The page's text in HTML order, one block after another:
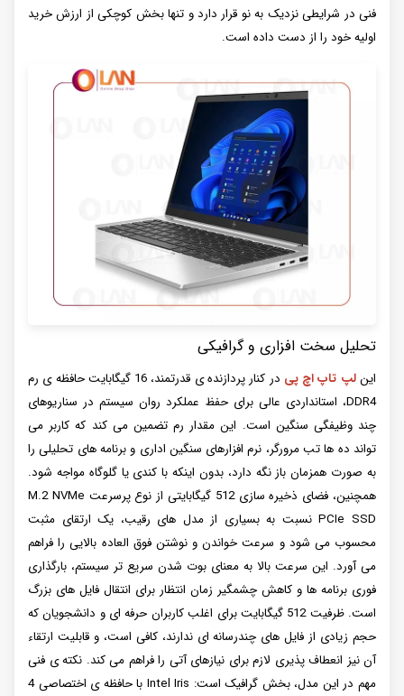
فنی در شرایطی نزدیک به نو قرار دارد و تنها بخش کوچکی از ارزش خرید
اولیه خود را از دست داده است.
تحلیل سخت افزاری و گرافیکی
اینلپ تاپ اچ پی
در کنار پردازنده ی قدرتمند، 16 گیگابایت حافظه ی رم
DDR4، استانداردی عالی برای حفظ عملکرد روان سیستم در سناریوهای
چند وظیفگی سنگین است. این مقدار رم تضمین می کند که کاربر می
تواند ده ها تب مرورگر، نرم افزارهای سنگین اداری و برنامه های تحلیلی را
به صورت همزمان باز نگه دارد، بدون اینکه با کندی یا گلوگاه مواجه شود.
همچنین، فضای ذخیره سازی 512 گیگابایتی از نوع پرسرعت M.2 NVMe
PCIe SSD نسبت به بسیاری از مدل های رقیب، یک ارتقای مثبت
محسوب می شود و سرعت خواندن و نوشتن فوق العاده بالایی را فراهم
می آورد. این سرعت بالا به معنای بوت شدن سریع تر سیستم، بارگذاری
فوری برنامه ها و کاهش چشمگیر زمان انتظار برای انتقال فایل های بزرگ
است. ظرفیت 512 گیگابایت برای اغلب کاربران حرفه ای و دانشجویان که
حجم زیادی از فایل های چندرسانه ای ندارند، کافی است، و قابلیت ارتقاء
آن نیز انعطاف پذیری لازم برای نیازهای آتی را فراهم می کند. نکته ی فنی
مهم در این مدل، بخش گرافیک است: Intel Iris با حافظه ی اختصاصی 4